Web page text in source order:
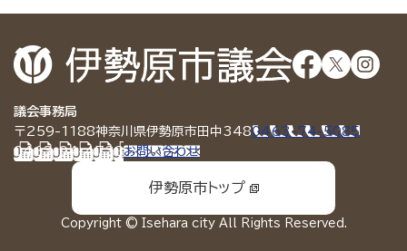
議会事務局
〒259-1188神奈川県伊勢原市田中3480463-74-5085
0463-94-4738お問い合わせ
伊勢原市トップ
Copyright © Isehara city All Rights Reserved.